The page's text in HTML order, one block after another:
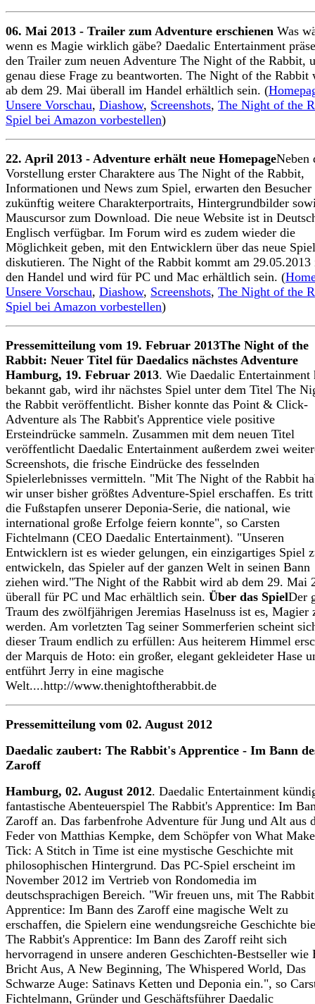
06. Mai 2013 - Trailer zum Adventure erschienen Was
wenn es Magie wirklich gäbe? Daedalic Entertainment
den Trailer zum neuen Adventure The Night of the Rabbit,
genau diese Frage zu beantworten. The Night of the Rabbit
ab dem 29. Mai überall im Handel erhältlich sein. (
Unsere Vorschau, Diashow, Screenshots, The Night of the
Spiel bei Amazon vorbestellen)
22. April 2013 - Adventure erhält neue HomepageNeben
Vorstellung erster Charaktere aus The Night of the Rabbit,
Informationen und News zum Spiel, erwarten den Besucher
zukünftig weitere Charakterportraits, Hintergrundbilder
Mauscursor zum Download. Die neue Website ist in
Englisch verfügbar. Im Forum wird es zudem wieder die
Möglichkeit geben, mit den Entwicklern über das neue
diskutieren. The Night of the Rabbit kommt am 29.05.2013
den Handel und wird für PC und Mac erhältlich sein. (
Unsere Vorschau, Diashow, Screenshots, The Night of the
Spiel bei Amazon vorbestellen)
Pressemitteilung vom 19. Februar 2013The Night of the
Rabbit: Neuer Titel für Daedalics nächstes Adventure
Hamburg, 19. Februar 2013. Wie Daedalic Entertainment
bekannt gab, wird ihr nächstes Spiel unter dem Titel The
the Rabbit veröffentlicht. Bisher konnte das Point & Click-
Adventure als The Rabbit's Apprentice viele positive
Ersteindrücke sammeln. Zusammen mit dem neuen Titel
veröffentlicht Daedalic Entertainment außerdem zwei
Screenshots, die frische Eindrücke des fesselnden
Spielerlebnisses vermitteln. "Mit The Night of the Rabbit
wir unser bisher größtes Adventure-Spiel erschaffen. Es
die Fußstapfen unserer Deponia-Serie, die national, wie
international große Erfolge feiern konnte", so Carsten
Fichtelmann (CEO Daedalic Entertainment). "Unseren
Entwicklern ist es wieder gelungen, ein einzigartiges Spiel
entwickeln, das Spieler auf der ganzen Welt in seinen Bann
ziehen wird."The Night of the Rabbit wird ab dem 29. Mai
überall für PC und Mac erhältlich sein. Über das SpielDer
Traum des zwölfjährigen Jeremias Haselnuss ist es, Magier
werden. Am vorletzten Tag seiner Sommerferien scheint
dieser Traum endlich zu erfüllen: Aus heiterem Himmel
der Marquis de Hoto: ein großer, elegant gekleideter Hase
entführt Jerry in eine magische
Welt....http://www.thenightoftherabbit.de
Pressemitteilung vom 02. August 2012
Daedalic zaubert: The Rabbit's Apprentice - Im Bann
Zaroff
Hamburg, 02. August 2012. Daedalic Entertainment
fantastische Abenteuerspiel The Rabbit's Apprentice: Im
Zaroff an. Das farbenfrohe Adventure für Jung und Alt aus
Feder von Matthias Kempke, dem Schöpfer von What
Tick: A Stitch in Time ist eine mystische Geschichte mit
philosophischen Hintergrund. Das PC-Spiel erscheint im
November 2012 im Vertrieb von Rondomedia im
deutschsprachigen Bereich. "Wir freuen uns, mit The
Apprentice: Im Bann des Zaroff eine magische Welt zu
erschaffen, die Spielern eine wendungsreiche Geschichte
The Rabbit's Apprentice: Im Bann des Zaroff reiht sich
hervorragend in unsere anderen Geschichten-Bestseller wie
Bricht Aus, A New Beginning, The Whispered World, Das
Schwarze Auge: Satinavs Ketten und Deponia ein.", so
Fichtelmann, Gründer und Geschäftsführer Daedalic